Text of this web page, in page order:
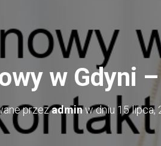
w Gdyni
przezadminw dniu 15 lipca,